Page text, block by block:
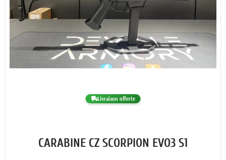
Livraison offerte
CARABINE CZ SCORPION EVO3 S1